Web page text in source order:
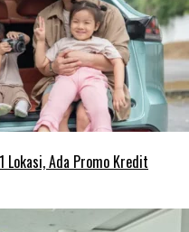
Lokasi, Ada Promo Kredit